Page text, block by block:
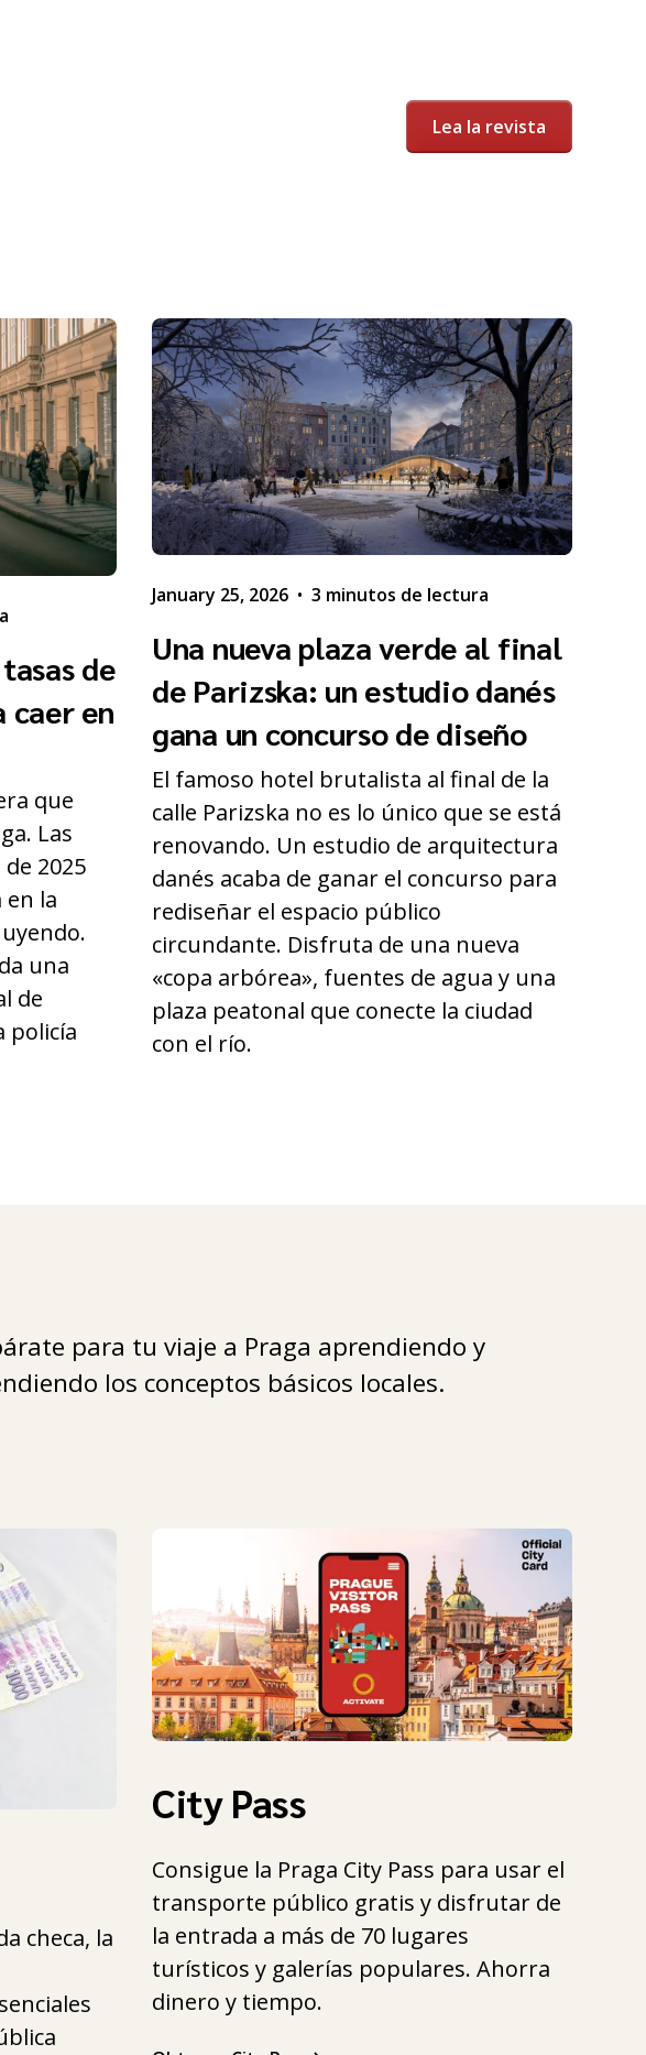
Lea la revista
de
caer en
que
Las
2025
la
una
de
policía
January 25, 2026 • 3 minutos de lectura
Una nueva plaza verde al final
de Parizska: un estudio danés
gana un concurso de diseño
El famoso hotel brutalista al final de la
calle Parizska no es lo único que se está
renovando. Un estudio de arquitectura
danés acaba de ganar el concurso para
rediseñar el espacio público
circundante. Disfruta de una nueva
«copa arbórea», fuentes de agua y una
plaza peatonal que conecte la ciudad
con el río.
para tu viaje a Praga aprendiendo y
los conceptos básicos locales.
checa, la
City Pass
Consigue la Praga City Pass para usar el
transporte público gratis y disfrutar de
la entrada a más de 70 lugares
turísticos y galerías populares. Ahorra
dinero y tiempo.